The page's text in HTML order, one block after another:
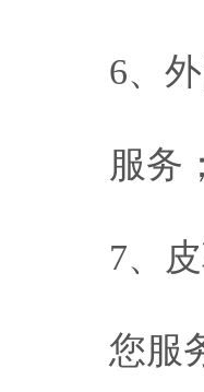
6、
服务；
7、
您服